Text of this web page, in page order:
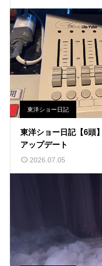
東洋ショー日記
東洋ショー日記【6頭
アップデート
2026.07.05